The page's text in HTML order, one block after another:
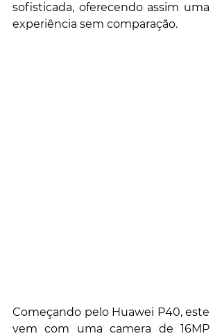
sofisticada, oferecendo assim uma
experiência sem comparação.
Começando pelo Huawei P40, este
vem com uma camera de 16MP